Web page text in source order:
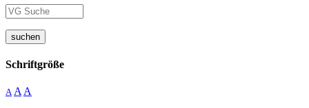
suchen
Schriftgröße
A A A